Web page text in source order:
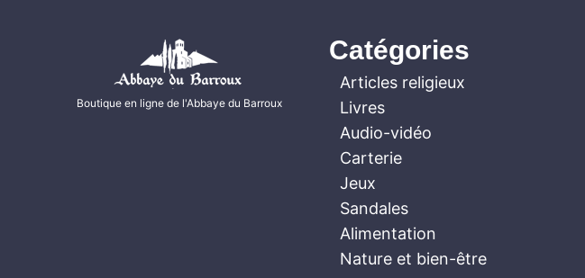
Boutique en ligne de l'Abbaye du Barroux
Catégories
Articles religieux
Livres
Audio-vidéo
Carterie
Jeux
Sandales
Alimentation
Nature et bien-être